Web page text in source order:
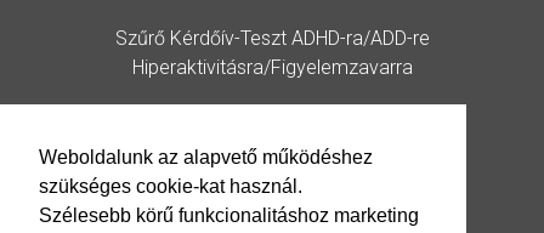
Weboldalunk az alapvető működéshez
szükséges cookie-kat használ.
Szélesebb körű funkcionalitáshoz marketing
Szűrő Kérdőív-Teszt ADHD-ra/ADD-re
Hiperaktivitásra/Figyelemzavarra
Elérhetőség